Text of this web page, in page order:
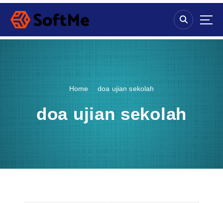
S
p
Home doa ujian sekolah
doa ujian sekolah